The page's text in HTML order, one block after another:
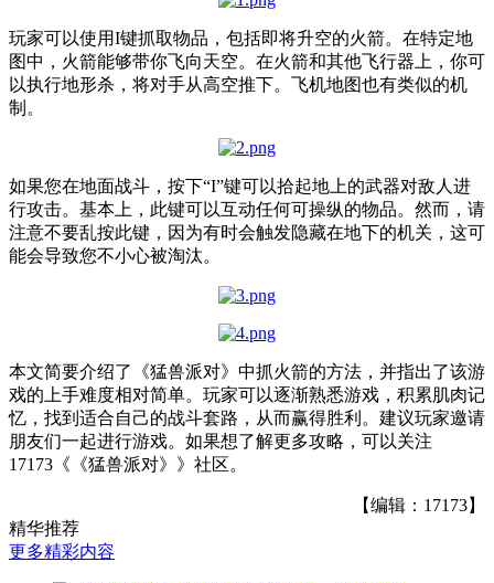
玩家可以使用I键抓取物品，包括即将升空的火箭。在特定地
图中，火箭能够带你飞向天空。在火箭和其他飞行器上，你可
以执行地形杀，将对手从高空推下。飞机地图也有类似的机
制。
如果您在地面战斗，按下“I”键可以拾起地上的武器对敌人进
行攻击。基本上，此键可以互动任何可操纵的物品。然而，请
注意不要乱按此键，因为有时会触发隐藏在地下的机关，这可
能会导致您不小心被淘汰。
本文简要介绍了《猛兽派对》中抓火箭的方法，并指出了该游
戏的上手难度相对简单。玩家可以逐渐熟悉游戏，积累肌肉记
忆，找到适合自己的战斗套路，从而赢得胜利。建议玩家邀请
朋友们一起进行游戏。如果想了解更多攻略，可以关注
17173《《猛兽派对》》社区。
【编辑：17173】
精华推荐
更多精彩内容